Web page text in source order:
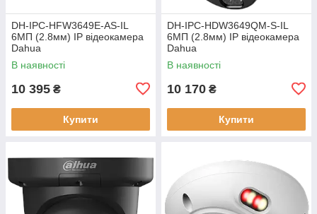
DH-IPC-HFW3649E-AS-IL
6МП (2.8мм) IP відеокамера
Dahua
В наявності
10 395 ₴
Купити
DH-IPC-HDW3649QM-S-IL
6МП (2.8мм) IP відеокамера
Dahua
В наявності
10 170 ₴
Купити